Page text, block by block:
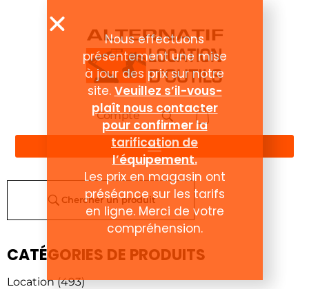
Compte
Chercher un produit
CATÉGORIES DE PRODUITS
Location (493)
Nous effectuons
présentement une mise
à jour des prix sur notre
site. Veuillez s’il-vous-
plaît nous contacter
pour confirmer la
tarification de
l’équipement.
Les prix en magasin ont
préséance sur les tarifs
en ligne. Merci de votre
compréhension.